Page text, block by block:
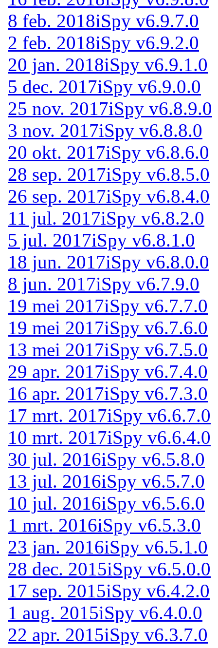
8 feb. 2018iSpy v6.9.7.0
2 feb. 2018iSpy v6.9.2.0
20 jan. 2018iSpy v6.9.1.0
5 dec. 2017iSpy v6.9.0.0
25 nov. 2017iSpy v6.8.9.0
3 nov. 2017iSpy v6.8.8.0
20 okt. 2017iSpy v6.8.6.0
28 sep. 2017iSpy v6.8.5.0
26 sep. 2017iSpy v6.8.4.0
11 jul. 2017iSpy v6.8.2.0
5 jul. 2017iSpy v6.8.1.0
18 jun. 2017iSpy v6.8.0.0
8 jun. 2017iSpy v6.7.9.0
19 mei 2017iSpy v6.7.7.0
19 mei 2017iSpy v6.7.6.0
13 mei 2017iSpy v6.7.5.0
29 apr. 2017iSpy v6.7.4.0
16 apr. 2017iSpy v6.7.3.0
17 mrt. 2017iSpy v6.6.7.0
10 mrt. 2017iSpy v6.6.4.0
30 jul. 2016iSpy v6.5.8.0
13 jul. 2016iSpy v6.5.7.0
10 jul. 2016iSpy v6.5.6.0
1 mrt. 2016iSpy v6.5.3.0
23 jan. 2016iSpy v6.5.1.0
28 dec. 2015iSpy v6.5.0.0
17 sep. 2015iSpy v6.4.2.0
1 aug. 2015iSpy v6.4.0.0
22 apr. 2015iSpy v6.3.7.0